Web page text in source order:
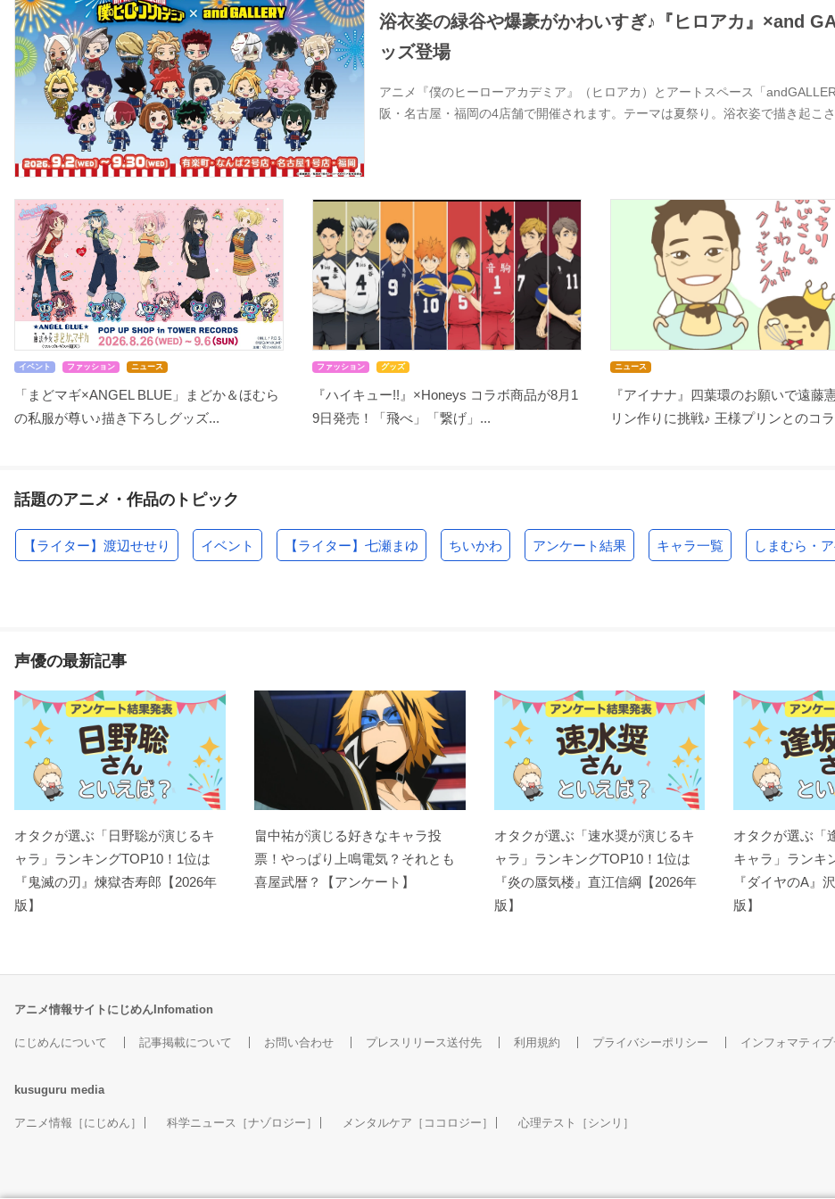
浴衣姿の緑谷や爆豪がかわいすぎ♪『ヒロアカ』×and
ッズ登場
アニメ『僕のヒーローアカデミア』（ヒロアカ）とアートスペース「
阪・名古屋・福岡の4店舗で開催されます。テーマは夏祭り。浴衣姿で描き起こ
イベント ファッション ニュース
「まどマギ×ANGEL BLUE」まどか＆ほむら
の私服が尊い♪描き下ろしグッズ...
ファッション グッズ
『ハイキュー!!』×Honeys コラボ商品が8月1
9日発売！「飛べ」「繋げ」...
ニュース
『アイナナ』四葉環のお願いで遠藤
リン作りに挑戦♪ 王様プリンとのコ
話題のアニメ・作品のトピック
【ライター】渡辺せせり イベント 【ライター】七瀬まゆ ちいかわ アンケート結果 キャラ一覧 しまむら・
声優の最新記事
オタクが選ぶ「日野聡が演じるキ
ャラ」ランキングTOP10！1位は
『鬼滅の刃』煉󠄁獄杏寿郎【2026年
版】
畠中祐が演じる好きなキャラ投
票！やっぱり上鳴電気？それとも
喜屋武暦？【アンケート】
オタクが選ぶ「速水奨が演じるキ
ャラ」ランキングTOP10！1位は
『炎の蜃気楼』直江信綱【2026年
版】
オタクが選ぶ「
キャラ」ランキ
『ダイヤのA』
版】
アニメ情報サイトにじめんInfomation
にじめんについて 記事掲載について お問い合わせ プレスリリース送付先 利用規約 プライバシーポリシー インフォマティ
kusuguru media
アニメ情報［にじめん］ 科学ニュース［ナゾロジー］ メンタルケア［ココロジー］ 心理テスト［シンリ］